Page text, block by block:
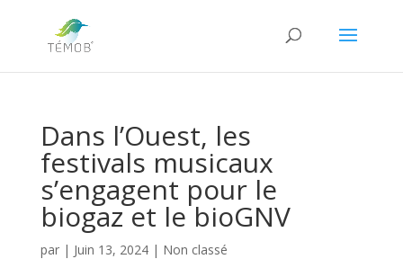
Dans l’Ouest, les
festivals musicaux
s’engagent pour le
biogaz et le bioGNV
par | Juin 13, 2024| Non classé